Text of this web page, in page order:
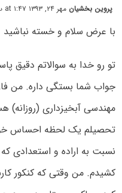
پروین بخشیان مهر ۲۴, ۱۳۹۳ at ۱:۴۷ ب٫ظ
با عرض سلام و خسته نباشید
تو رو خدا به سوالاتم دقیق
جواب شما بستگی داره. من
مهندسی آبخیزداری (روزانه)
تحصیلم یک لحظه احساس
نسبت به اراده و استعدادی که